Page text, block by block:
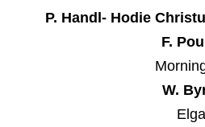
P. Handl- Hodie
F.
W.